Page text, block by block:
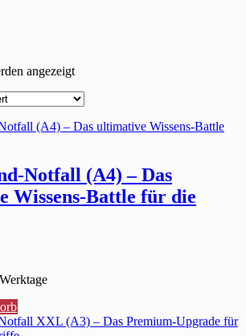
angezeigtNach
sortiert
Notfall (A4) – Das
Wissens-Battle für die